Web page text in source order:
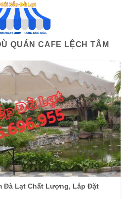
QUÁN CAFE LỆCH TÂM
Đà Lạt Chất Lượng, Lắp Đặt